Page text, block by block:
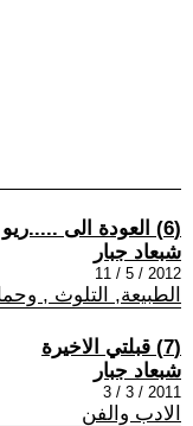
(6) العودة الى .....ريو
شبعاد جبار
2012 / 5 / 11
الطبيعة, التلوث ,
(7) قبلتي الاخيرة
شبعاد جبار
2011 / 3 / 3
الادب والفن